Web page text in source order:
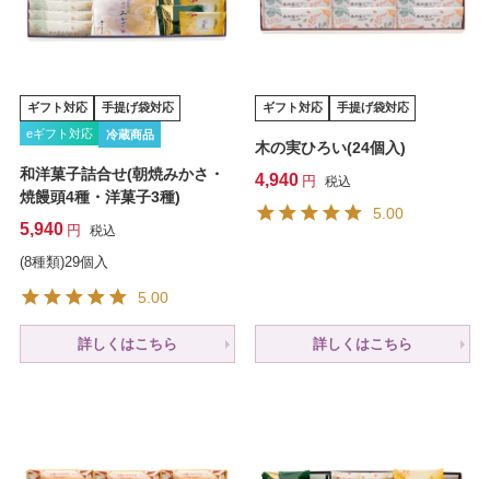
ギフト対応
手提げ袋対応
eギフト対応
冷蔵商品
和洋菓子詰合せ(朝焼みかさ・
焼饅頭4種・洋菓子3種)
5,940 税込
(8種類)29個入
5.00
詳しくはこちら
ギフト対応 手提げ袋対応
木の実ひろい(24個入)
4,940 税込
5.00
詳しくはこちら